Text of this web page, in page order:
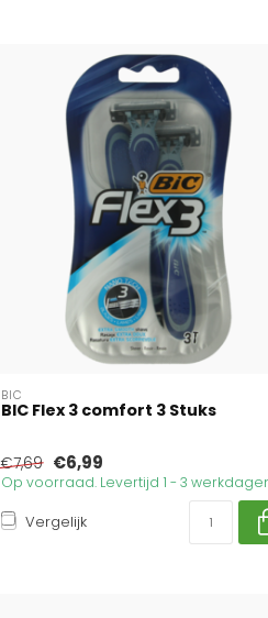
BIC
BIC Flex 3 comfort 3 Stuks
€7,69 €6,99
Op voorraad. Levertijd 1 - 3
Vergelijk